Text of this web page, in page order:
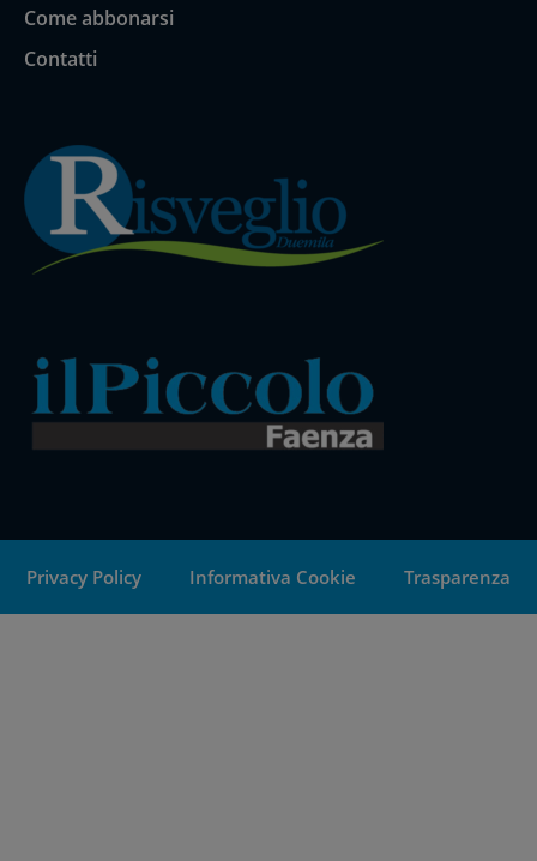
Come abbonarsi
Contatti
Privacy Policy Informativa Cookie Trasparenza